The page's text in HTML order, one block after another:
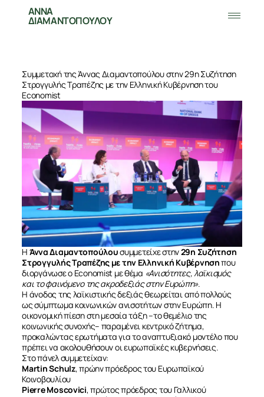
ΑΝΝΑ
ΔΙΑΜΑΝΤΟΠΟΥΛΟΥ
Συμμετοχή της Άννας Διαμαντοπούλου στην 29η Συζήτηση
Στρογγυλής Τραπέζης με την Ελληνική Κυβέρνηση του
Economist
Η Άννα Διαμαντοπούλουσυμμετείχε στην29η Συζήτηση
Στρογγυλής Τραπέζης με την Ελληνική Κυβέρνησηπου
διοργάνωσε ο Economist με θέμα «Ανισότητες, λαϊκισμός
και το φαινόμενο της ακροδεξιάς στην Ευρώπη».
Η άνοδος της λαϊκιστικής δεξιάς θεωρείται από πολλούς
ως σύμπτωμα κοινωνικών ανισοτήτων στην Ευρώπη. Η
οικονομική πίεση στη μεσαία τάξη –το θεμέλιο της
κοινωνικής συνοχής– παραμένει κεντρικό ζήτημα,
προκαλώντας ερωτήματα για το αναπτυξιακό μοντέλο που
πρέπει να ακολουθήσουν οι ευρωπαϊκές κυβερνήσεις.
Στο πάνελ συμμετείχαν:
Martin Schulz, πρώην πρόεδρος του Ευρωπαϊκού
Κοινοβουλίου
Pierre Moscovici, πρώτος πρόεδρος του Γαλλικού